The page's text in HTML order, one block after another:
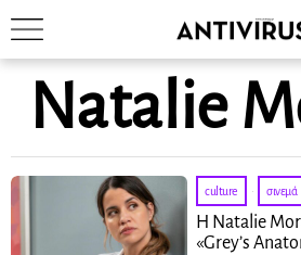
Natalie
culture · σινεμά
Η Natalie
«Grey’s